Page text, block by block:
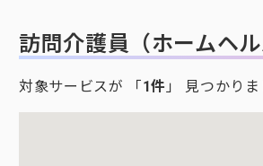
訪問介護員（ホームヘル
対象サービスが 「1件 」 見つかりま